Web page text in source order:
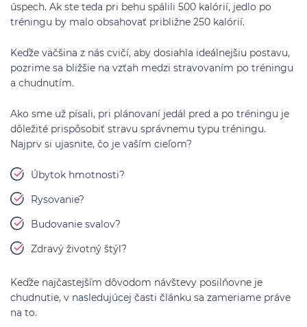
úspech. Ak ste teda pri behu spálili 500 kalórií, jedlo po
tréningu by malo obsahovať približne 250 kalórií.
Keďže väčšina z nás cvičí, aby dosiahla ideálnejšiu postavu,
pozrime sa bližšie na vzťah medzi stravovaním po tréningu
a chudnutím.
Ako sme už písali, pri plánovaní jedál pred a po tréningu je
dôležité prispôsobiť stravu správnemu typu tréningu.
Najprv si ujasnite, čo je vaším cieľom?
Úbytok hmotnosti?
Rysovanie?
Budovanie svalov?
Zdravý životný štýl?
Keďže najčastejším dôvodom návštevy posilňovne je
chudnutie, v nasledujúcej časti článku sa zameriame práve
na to.